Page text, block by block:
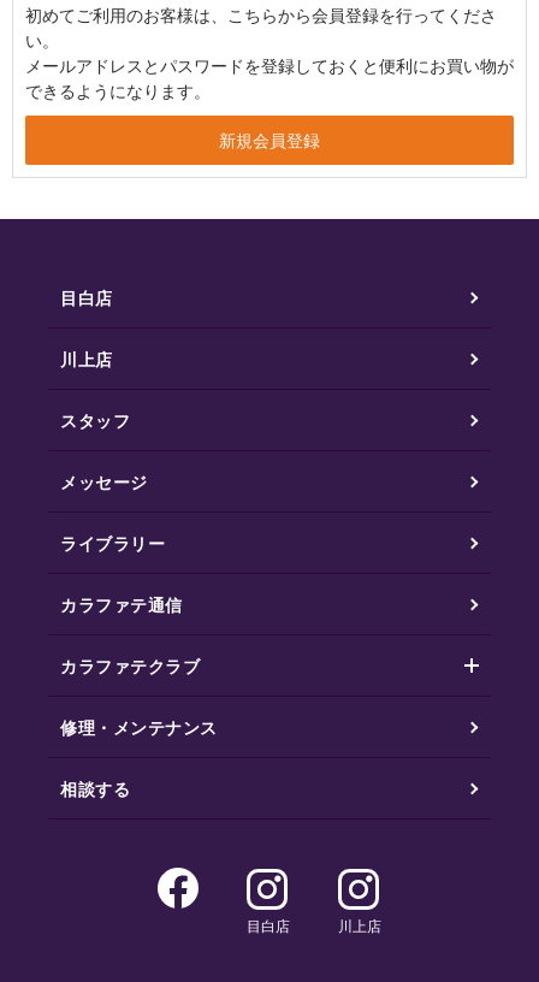
初めてご利用のお客様は、こちらから会員登録を行ってくださ
い。
メールアドレスとパスワードを登録しておくと便利にお買い物が
できるようになります。
目白店
川上店
スタッフ
メッセージ
ライブラリー
カラファテ通信
カラファテクラブ
修理・メンテナンス
相談する
目白店 川上店